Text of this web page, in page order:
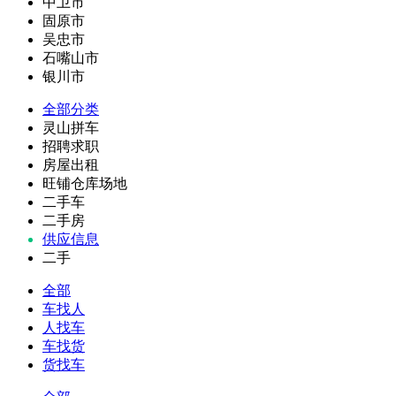
固原市
吴忠市
石嘴山市
银川市
全部分类
灵山拼车
招聘求职
房屋出租
旺铺仓库场地
二手车
二手房
供应信息
二手
全部
车找人
人找车
车找货
货找车